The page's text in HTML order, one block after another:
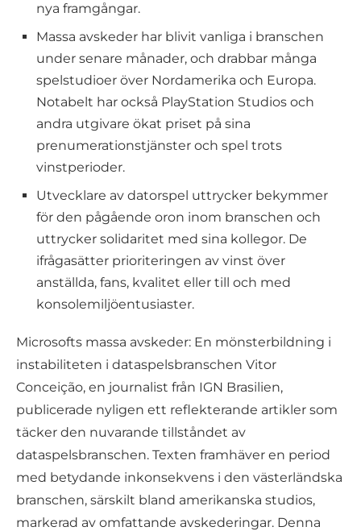
nya framgångar.
Massa avskeder har blivit vanliga i branschen
under senare månader, och drabbar många
spelstudioer över Nordamerika och Europa.
Notabelt har också PlayStation Studios och
andra utgivare ökat priset på sina
prenumerationstjänster och spel trots
vinstperioder.
Utvecklare av datorspel uttrycker bekymmer
för den pågående oron inom branschen och
uttrycker solidaritet med sina kollegor. De
ifrågasätter prioriteringen av vinst över
anställda, fans, kvalitet eller till och med
konsolemiljöentusiaster.
Microsofts massa avskeder: En mönsterbildning i
instabiliteten i dataspelsbranschen Vitor
Conceição, en journalist från IGN Brasilien,
publicerade nyligen ett reflekterande artikler som
täcker den nuvarande tillståndet av
dataspelsbranschen. Texten framhäver en period
med betydande inkonsekvens i den västerländska
branschen, särskilt bland amerikanska studios,
markerad av omfattande avskederingar. Denna